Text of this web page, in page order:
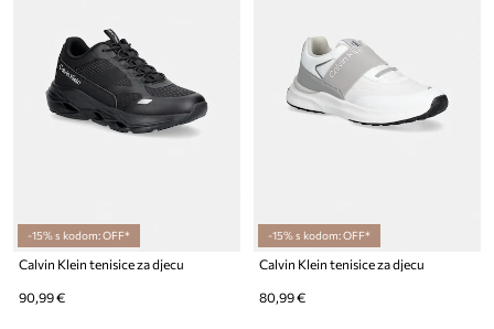
-15% s kodom: OFF*
Calvin Klein tenisice za djecu
90,99 €
-15% s kodom: OFF*
Calvin Klein tenisice za djecu
80,99 €